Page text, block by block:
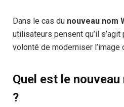
Dans le cas du nouveau nom
utilisateurs pensent qu’il s’agit
volonté de moderniser l’image
Quel est le
?